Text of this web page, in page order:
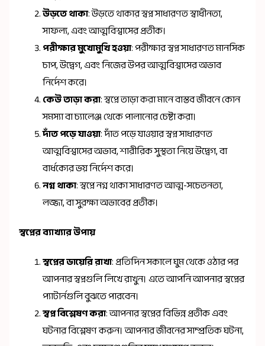
উড়তে থাকা: উড়তে থাকার স্বপ্ন সাধারণত স্বাধীনতা,
সাফল্য, এবং আত্মবিশ্বাসের প্রতীক।
পরীক্ষার মুখোমুখি হওয়া: পরীক্ষার স্বপ্ন সাধারণত মানসিক
চাপ, উদ্বেগ, এবং নিজের উপর আত্মবিশ্বাসের অভাব
নির্দেশ করে।
কেউ তাড়া করা: স্বপ্নে তাড়া করা মানে বাস্তব জীবনে কোন
সমস্যা বা চ্যালেঞ্জ থেকে পালানোর চেষ্টা করা।
দাঁত পড়ে যাওয়া: দাঁত পড়ে যাওয়ার স্বপ্ন সাধারণত
আত্মবিশ্বাসের অভাব, শারীরিক সুস্থতা নিয়ে উদ্বেগ, বা
বার্ধক্যের ভয় নির্দেশ করে।
নগ্ন থাকা: স্বপ্নে নগ্ন থাকা সাধারণত আত্ম-সচেতনতা,
লজ্জা, বা সুরক্ষা অভাবের প্রতীক।
স্বপ্নের ব্যাখ্যার উপায়
স্বপ্নের ডায়েরি রাখা: প্রতিদিন সকালে ঘুম থেকে ওঠার পর
আপনার স্বপ্নগুলি লিখে রাখুন। এতে আপনি আপনার স্বপ্নের
প্যাটার্নগুলি বুঝতে পারবেন।
স্বপ্ন বিশ্লেষণ করা: আপনার স্বপ্নের বিভিন্ন প্রতীক এবং
ঘটনার বিশ্লেষণ করুন। আপনার জীবনের সাম্প্রতিক ঘটনা,